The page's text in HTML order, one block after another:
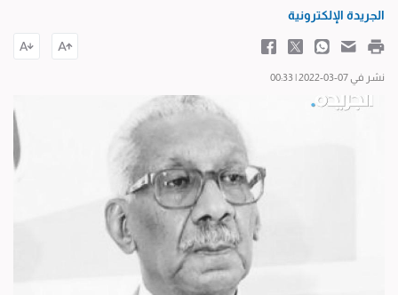
الجريدة الإلكترونية
نشر في 07-03-2022 | 00:33